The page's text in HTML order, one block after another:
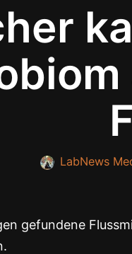
LabNews
gefundene